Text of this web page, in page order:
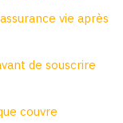
vie après
de souscrire
couvre